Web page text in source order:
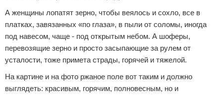
А женщины лопатят зерно, чтобы веялось и сохло, все в
платках, завязанных «по глаза», в пыли от соломы, иногда
под навесом, чаще - под открытым небом. А шоферы,
перевозящие зерно и просто засыпающие за рулем от
усталости, тоже примета страды, горячей и тяжелой.
На картине и на фото ржаное поле вот таким и должно
выглядеть: красивым, горячим, полновесным, но и